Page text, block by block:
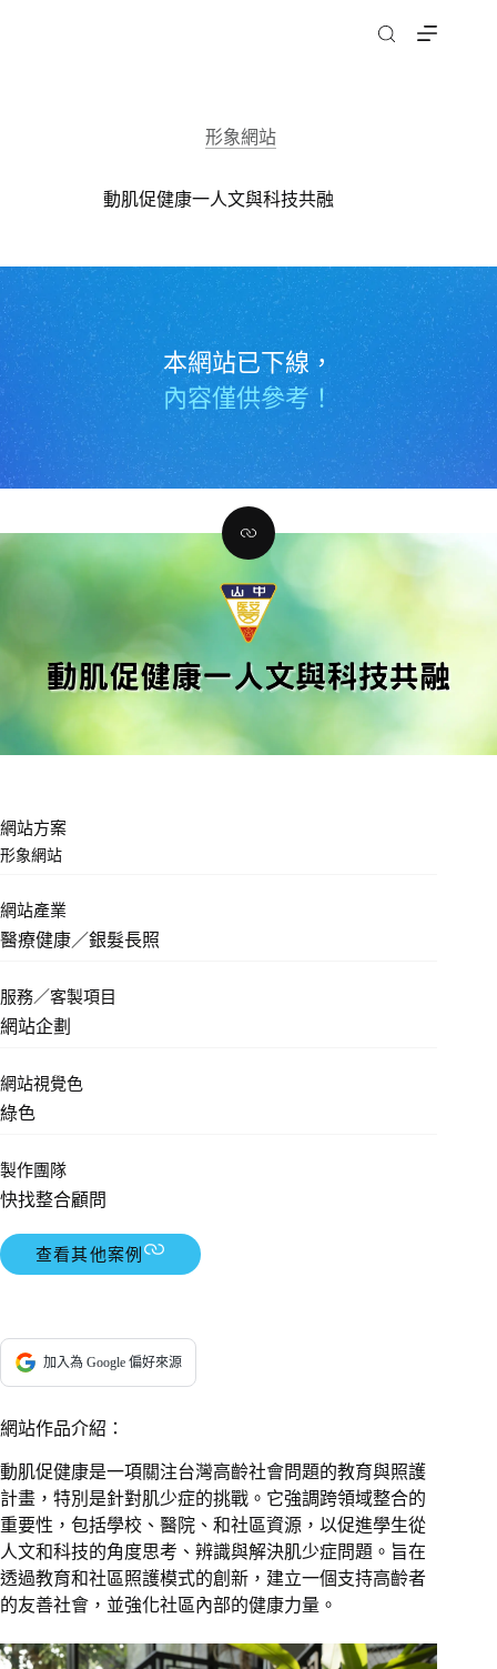
形象網站
動肌促健康一人文與科技共融
本網站已下線，
內容僅供參考！
加入為 Google 偏好來源
網站作品介紹：
動肌促健康是一項關注台灣高齡社會問題的教育與照護
計畫，特別是針對肌少症的挑戰。它強調跨領域整合的
重要性，包括學校、醫院、和社區資源，以促進學生從
人文和科技的角度思考、辨識與解決肌少症問題。旨在
透過教育和社區照護模式的創新，建立一個支持高齡者
的友善社會，並強化社區內部的健康力量。
網站方案
形象網站
網站產業
醫療健康／銀髮長照
服務／客製項目
網站企劃
網站視覺色
綠色
製作團隊
快找整合顧問
查看其他案例